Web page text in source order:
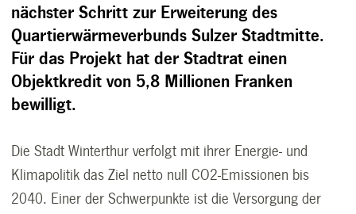
nächster Schritt zur Erweiterung des
Quartierwärmeverbunds Sulzer Stadtmitte.
Für das Projekt hat der Stadtrat einen
Objektkredit von 5,8 Millionen Franken
bewilligt.
Die Stadt Winterthur verfolgt mit ihrer Energie- und
Klimapolitik das Ziel netto null CO2-Emissionen bis
2040. Einer der Schwerpunkte ist die Versorgung der